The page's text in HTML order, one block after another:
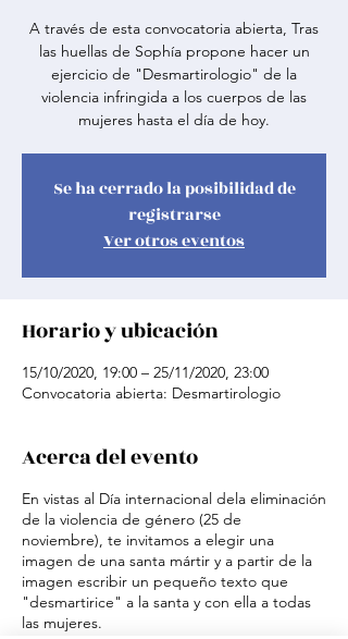
A través de esta convocatoria abierta, Tras
las huellas de Sophía propone hacer un
ejercicio de "Desmartirologio" de la
violencia infringida a los cuerpos de las
mujeres hasta el día de hoy.
Se ha cerrado la posibilidad de
registrarse
Ver otros eventos
Horario y ubicación
15/10/2020, 19:00 – 25/11/2020, 23:00
Convocatoria abierta: Desmartirologio
Acerca del evento
En vistas al Día internacional dela eliminación
de la violencia de género (25 de
noviembre), te invitamos a elegir una
imagen de una santa mártir y a partir de la
imagen escribir un pequeño texto que
"desmartirice" a la santa y con ella a todas
las mujeres.